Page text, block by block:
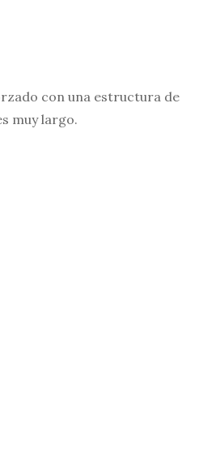
con una estructura de
muy largo.